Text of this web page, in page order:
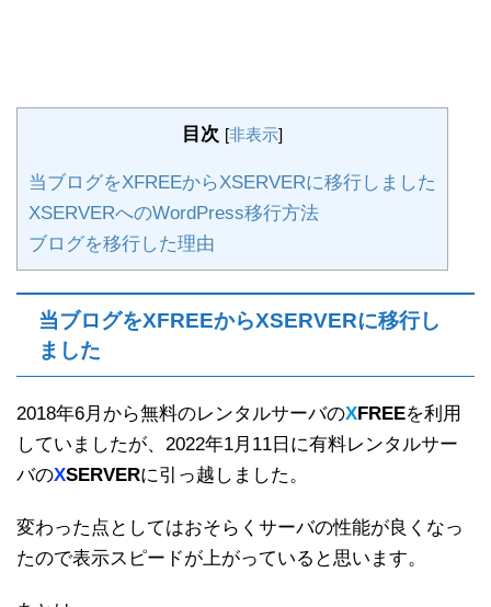
目次 [非表示]
当ブログをXFREEからXSERVERに移行しました
XSERVERへのWordPress移行方法
ブログを移行した理由
当ブログをXFREEからXSERVERに移行し
ました
2018年6月から無料のレンタルサーバのXFREEを利用
していましたが、2022年1月11日に有料レンタルサー
バのXSERVERに引っ越しました。
変わった点としてはおそらくサーバの性能が良くなっ
たので表示スピードが上がっていると思います。